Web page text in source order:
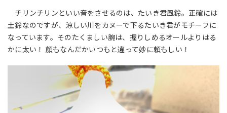
チリンチリンといい音をさせるのは、たいき君風鈴。正確には
土鈴なのですが、涼しい川をカヌーで下るたいき君がモチーフに
なっています。そのたくましい腕は、握りしめるオールよりはる
かに太い！ 顔もなんだかいつもと違って妙に頼もしい！